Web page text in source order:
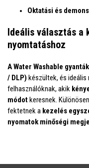
Oktatási és
Ideális választás a
nyomtatáshoz
A Water Washable gyanták
/ DLP) készültek, és
felhasználóknak, akik
módotkeresnek.
fektetnek a kezelés
nyomatok minőségi